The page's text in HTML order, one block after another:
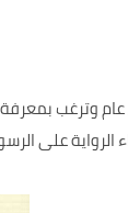
وترغب
الرواية